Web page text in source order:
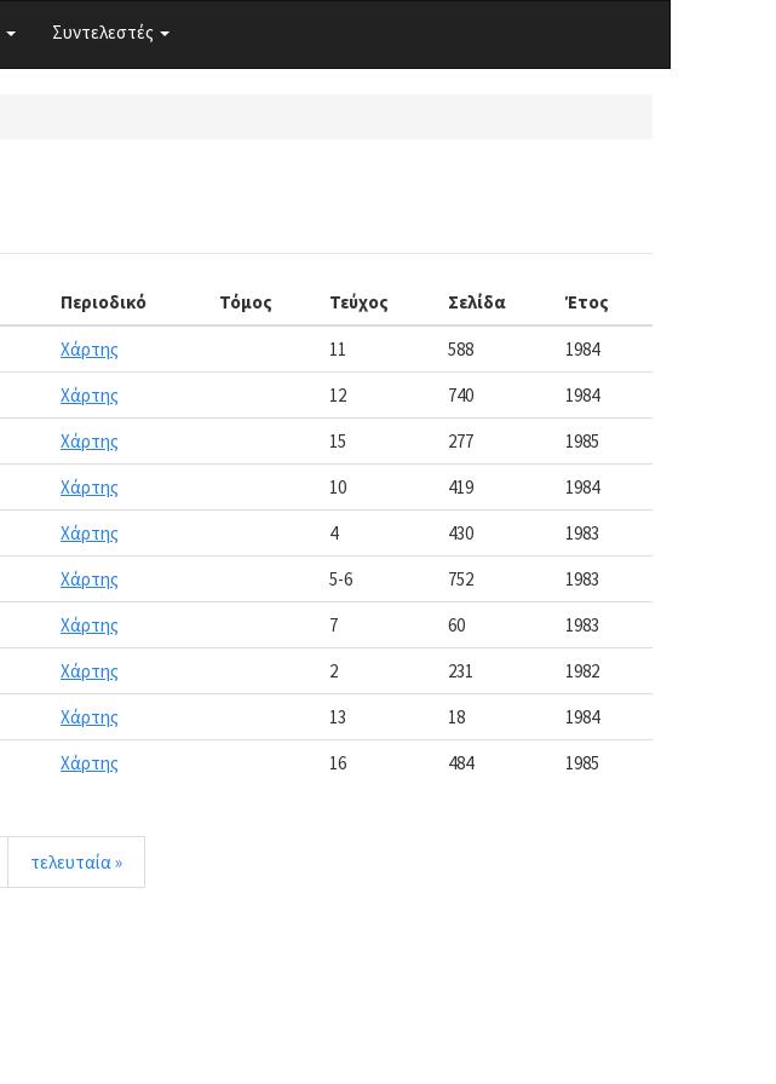
Συντελεστές
Περιοδικό Τόμος Τεύχος Σελίδα Έτος
Χάρτης 11 588
1984
Χάρτης 12 740
1984
Χάρτης 15 277
1985
Χάρτης 10 419
1984
Χάρτης 4 430
1983
Χάρτης 5-6 752
1983
Χάρτης 7 60
1983
Χάρτης 2 231
1982
Χάρτης 13 18
1984
Χάρτης 16 484 1985
τελευταία »